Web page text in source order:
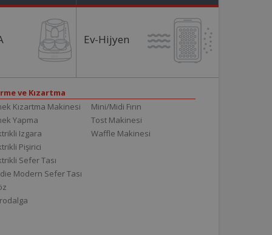
Ev-Hijyen
ve Kızartma
Kızartma Makinesi
Yapma
Izgara
Pişirici
Sefer Tası
Modern Sefer Tası
Mini/Midi Fırın
Tost Makinesi
Waffle Makinesi